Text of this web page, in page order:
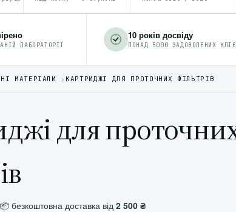
ЛАБОРАТОРІЇ
10 років досвіду
ПОНАД 5000 ЗАДОВОЛЕНИХ
МАТЕРІАЛИ › КАРТРИДЖІ ДЛЯ ПРОТОЧНИХ ФІЛЬТРІВ
для
📦 безкоштовна доставка від 2 500 ₴